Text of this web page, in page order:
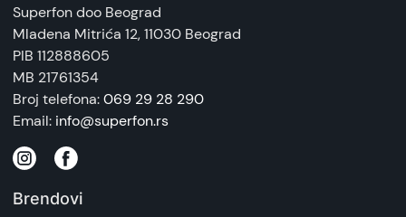
Zemlja porekla:
Kina
Prava potrošača:
Zagarantovana sva prava kupaca po osnovu
zakona o zaštiti potrošača. Detaljnije o ugovoru
ovde
Napomena:
Superfon doo Beograd
Mladena Mitrića 12, 11030 Beograd
PIB 112888605
MB 21761354
Broj telefona:069 29 28 290
Email: info@superfon.rs
Brendovi